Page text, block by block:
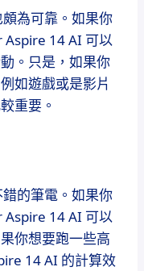
為可靠。如果你
Aspire 14 AI 可以
。只是，如果你
如遊戲或是影片
重要。
的筆電。如果你
Aspire 14 AI 可以
你想要跑一些高
14 AI 的計算效